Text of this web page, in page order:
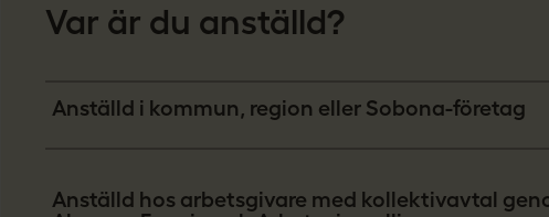
Var är du anställd?
Anställd i kommun, region eller Sobona-företag
Anställd hos arbetsgivare med kollektivavtal